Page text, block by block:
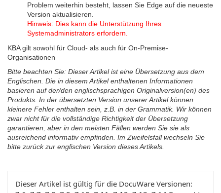
Problem weiterhin besteht, lassen Sie Edge auf die neueste
Version aktualisieren.
Hinweis: Dies kann die Unterstützung Ihres
Systemadministrators erfordern.
KBA gilt sowohl für Cloud- als auch für On-Premise-
Organisationen
Bitte beachten Sie: Dieser Artikel ist eine Übersetzung aus dem
Englischen. Die in diesem Artikel enthaltenen Informationen
basieren auf der/den englischsprachigen Originalversion(en) des
Produkts. In der übersetzten Version unserer Artikel können
kleinere Fehler enthalten sein, z.B. in der Grammatik. Wir können
zwar nicht für die vollständige Richtigkeit der Übersetzung
garantieren, aber in den meisten Fällen werden Sie sie als
ausreichend informativ empfinden. Im Zweifelsfall wechseln Sie
bitte zurück zur englischen Version dieses Artikels.
Dieser Artikel ist gültig für die DocuWare Versionen: